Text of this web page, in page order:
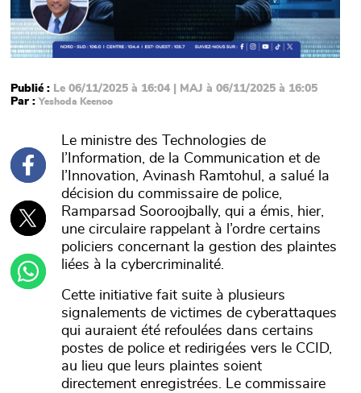
Publié : Le 06/11/2025 à 16:04 | MAJ à 06/11/2025 à 16:05
Par :Yeshoda Keenoo
Le ministre des Technologies de
l’Information, de la Communication et de
l’Innovation, Avinash Ramtohul, a salué la
décision du commissaire de police,
Ramparsad Sooroojbally, qui a émis, hier,
une circulaire rappelant à l’ordre certains
policiers concernant la gestion des plaintes
liées à la cybercriminalité.
Cette initiative fait suite à plusieurs
signalements de victimes de cyberattaques
qui auraient été refoulées dans certains
postes de police et redirigées vers le CCID,
au lieu que leurs plaintes soient
directement enregistrées. Le commissaire